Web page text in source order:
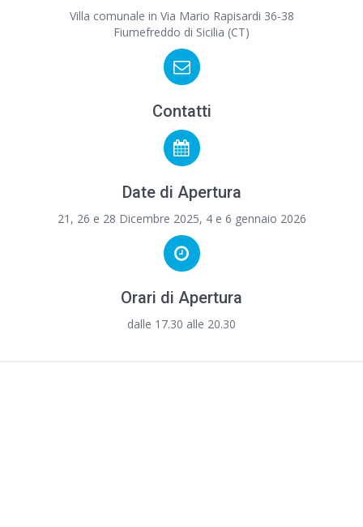
Villa comunale in Via Mario Rapisardi 36-38
Fiumefreddo di Sicilia (CT)
Contatti
Date di Apertura
21, 26 e 28 Dicembre 2025, 4 e 6 gennaio 2026
Orari di Apertura
dalle 17.30 alle 20.30